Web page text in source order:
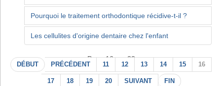
Pourquoi le traitement orthodontique récidive-t-il ?
Les cellulites d'origine dentaire chez l'enfant
Page 16 sur 22
DÉBUT PRÉCÉDENT 11 12 13 14 15 16
17 18 19 20 SUIVANT FIN